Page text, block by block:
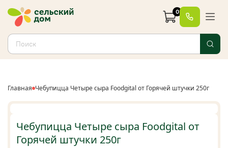
0
Главная Чебупицца Четыре сыра Foodgital от Горячей штучки 250г
Чебупицца Четыре сыра Foodgital от
Горячей штучки 250г